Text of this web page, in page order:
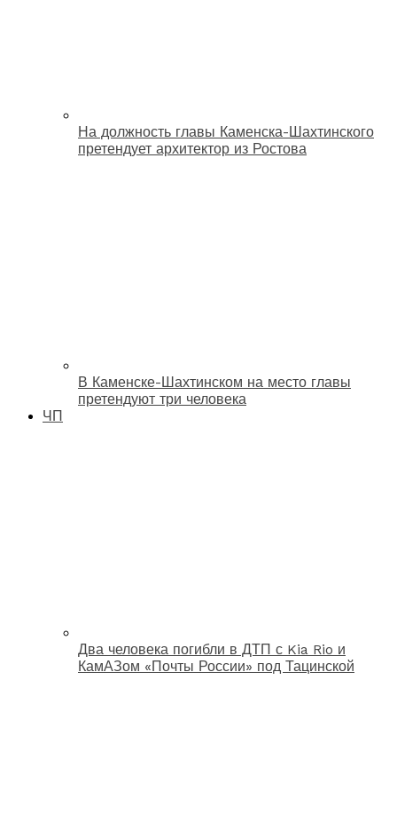
На должность главы Каменска-Шахтинского
претендует архитектор из Ростова
В Каменске-Шахтинском на место главы
претендуют три человека
ЧП
Два человека погибли в ДТП с Kia Rio и
КамАЗом «Почты России» под Тацинской